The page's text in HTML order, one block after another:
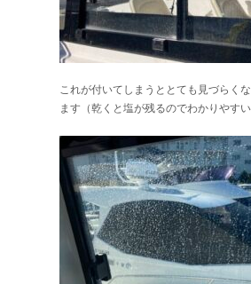
これが付いてしまうととても見づらく
ます（乾くと塩が残るのでわかりやすい